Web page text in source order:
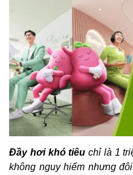
Đầy hơi khó tiêu chỉ là 1
không nguy hiểm nhưng